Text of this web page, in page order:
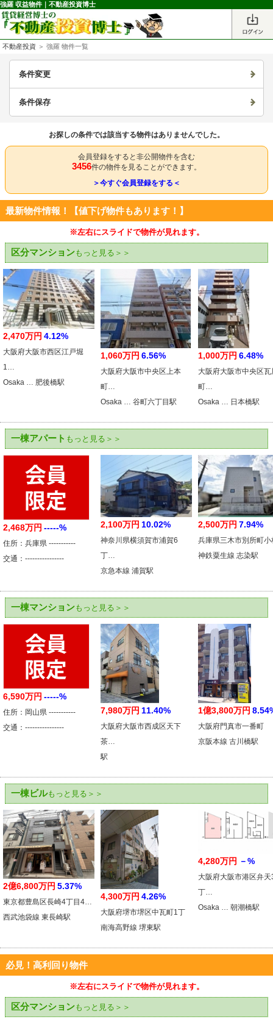
強羅 収益物件｜不動産投資博士
不動産投資 ＞ 強羅 物件一覧
条件変更
条件保存
お探しの条件では該当する物件はありませんでした。
会員登録をすると非公開物件を含む
3456件の物件を見ることができます。
＞今すぐ会員登録をする＜
最新物件情報！【値下げ物件もあります！】
※左右にスライドで物件が見れます。
区分マンションもっと見る＞＞
2,470万円 4.12%
大阪府大阪市西区江戸堀
1…
Osaka … 肥後橋駅
1,060万円 6.56%
大阪府大阪市中央区上本
町…
Osaka … 谷町六丁目駅
1,000万円 6.48%
大阪府大阪市中央区瓦
町…
Osaka … 日本橋駅
一棟アパート もっと見る＞＞
2,468万円 -----%
住所：兵庫県 -----------
交通：----------------
2,100万円 10.02%
神奈川県横須賀市浦賀6
丁…
京急本線 浦賀駅
2,500万円 7.94%
兵庫県三木市別所町小
神鉄粟生線 志染駅
一棟マンションもっと見る＞＞
6,590万円 -----%
住所：岡山県 -----------
交通：----------------
7,980万円 11.40%
大阪府大阪市西成区天下
茶…
駅
1億3,800万円
大阪府門真市一番町
京阪本線 古川橋駅
一棟ビルもっと見る＞＞
2億6,800万円 5.37%
東京都豊島区長崎4丁目4…
西武池袋線 東長崎駅
4,300万円 4.26%
大阪府堺市堺区中瓦町1丁
南海高野線 堺東駅
4,280万円 －%
大阪府大阪市港区弁天
丁…
Osaka … 朝潮橋駅
必見！高利回り物件
※左右にスライドで物件が見れます。
区分マンションもっと見る＞＞